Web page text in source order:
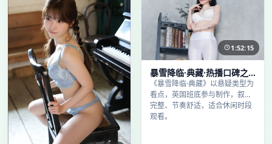
1:52:15
暴雪降临·典藏·热播口碑之
作剧情扎实演技在线
《暴雪降临·典藏》以悬疑类型为
看点，英国班底参与制作，叙事
完整、节奏舒适，适合休闲时段
观看。